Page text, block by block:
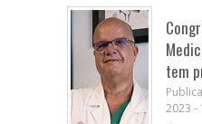
tem
2023 -